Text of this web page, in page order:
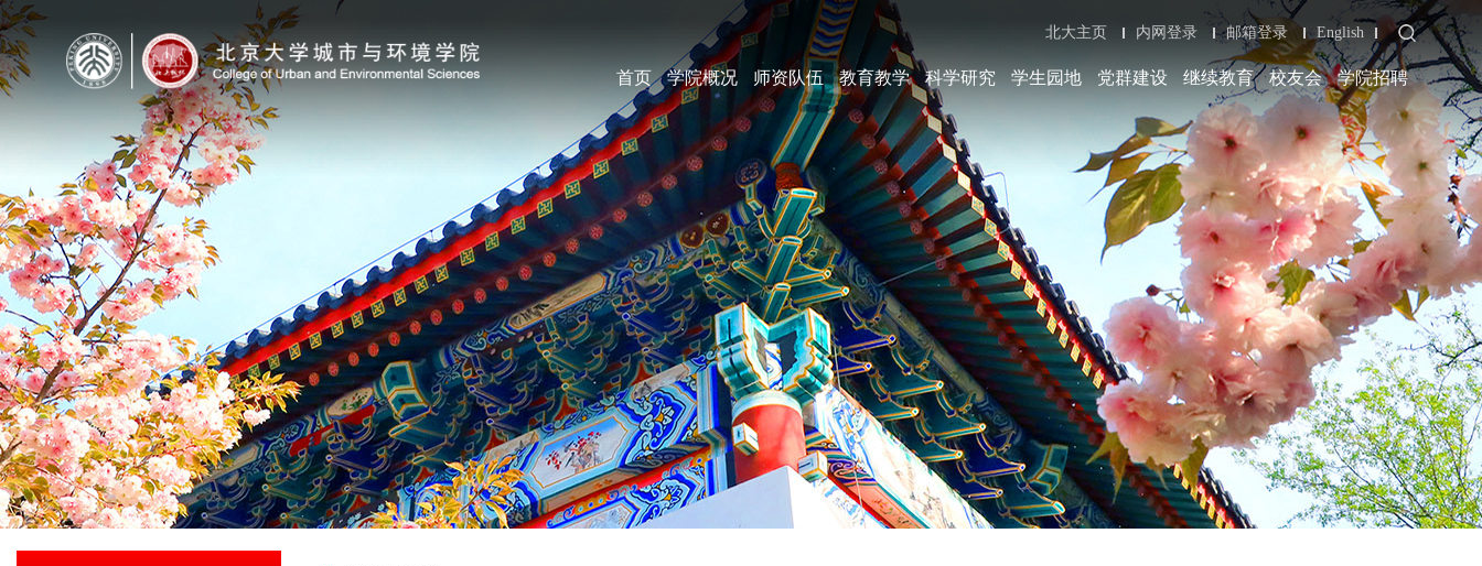
北大主页 内网登录 邮箱登录 English
首页 学院概况 师资队伍 教育教学 科学研究 学生园地 党群建设 继续教育 校友会 学院招聘